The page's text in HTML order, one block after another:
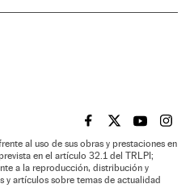
EL PAÍS BRASIL EN
EL PAÍSEL PAÍS
EL
al uso de sus obras y prestaciones en
en el artículo 32.1 del TRLPI;
a la reproducción, distribución y
y artículos sobre temas de actualidad